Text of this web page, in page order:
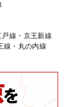
戸線・京王新線
線・丸の内線